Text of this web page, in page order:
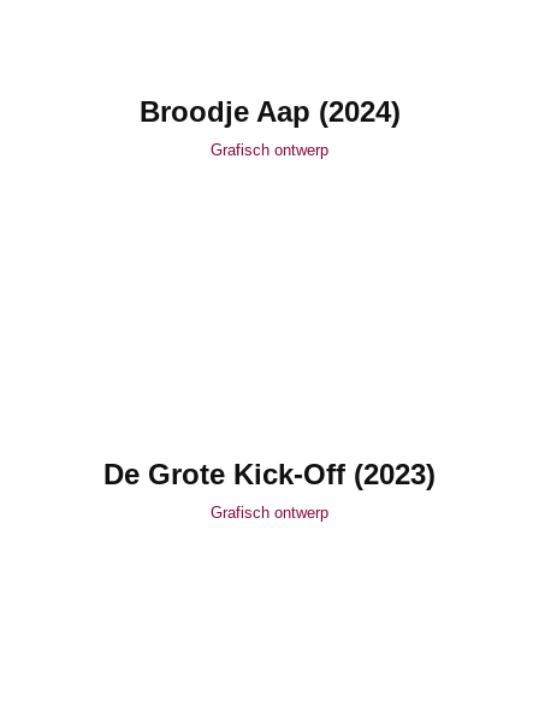
Broodje Aap (2024)
Grafisch ontwerp
De Grote Kick-Off (2023)
Grafisch ontwerp